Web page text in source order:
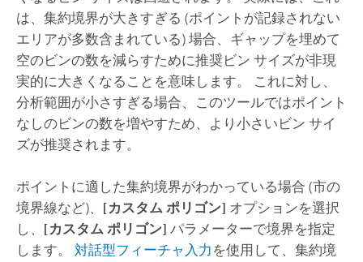
は、集約境界が大きすぎる (ポイントが記録されない
エリアが多数含まれている) 場合、ギャップを埋めて
空のビンの数を減らすために推奨ビン サイズが非現
実的に大きくなることを意味します。 これに対し、
分析範囲が小さすぎる場合、このツールではポイント
なしのビンの数を増やすため、より小さいビン サイ
ズが推奨されます。
ポイントに適した集約境界がわかっている場合 (市の
境界線など)、 [カスタム ポリゴン] オプションを選択
し、 [カスタム ポリゴン] パラメーターで境界を指定
します。 対話型フィーチャ入力 を使用して、集約境